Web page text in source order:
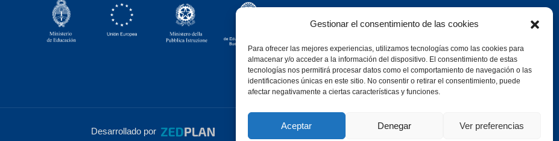
Gestionar el consentimiento de las cookies
Para ofrecer las mejores experiencias, utilizamos tecnologías como las cookies para
almacenar y/o acceder a la información del dispositivo. El consentimiento de estas
tecnologías nos permitirá procesar datos como el comportamiento de navegación o las
identificaciones únicas en este sitio. No consentir o retirar el consentimiento, puede
afectar negativamente a ciertas características y funciones.
Aceptar Denegar Ver preferencias
Desarrollado por